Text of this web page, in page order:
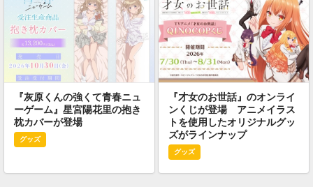
『灰原くんの強くて青春ニュ
ーゲーム』星宮陽花里の抱き
枕カバーが登場
グッズ
『才女のお世話』のオンライ
ンくじが登場 アニメイラス
トを使用したオリジナルグッ
ズがラインナップ
グッズ